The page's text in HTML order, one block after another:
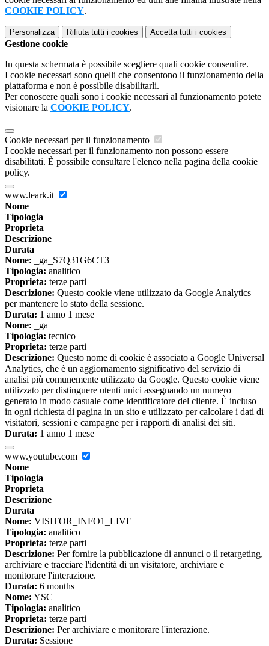
COOKIE POLICY.
Personalizza Rifiuta tutti i cookies Accetta tutti i cookies
Gestione cookie
In questa schermata è possibile scegliere quali cookie consentire.
I cookie necessari sono quelli che consentono il funzionamento della
piattaforma e non è possibile disabilitarli.
Per conoscere quali sono i cookie necessari al funzionamento potete
visionare la COOKIE POLICY.
Cookie necessari per il funzionamento
I cookie necessari per il funzionamento non possono essere
disabilitati. È possibile consultare l'elenco nella pagina della cookie
policy.
www.leark.it
Nome
Tipologia
Proprieta
Descrizione
Durata
Nome: _ga_S7Q31G6CT3
Tipologia: analitico
Proprieta: terze parti
Descrizione: Questo cookie viene utilizzato da Google Analytics
per mantenere lo stato della sessione.
Durata: 1 anno 1 mese
Nome: _ga
Tipologia: tecnico
Proprieta: terze parti
Descrizione: Questo nome di cookie è associato a Google Universal
Analytics, che è un aggiornamento significativo del servizio di
analisi più comunemente utilizzato da Google. Questo cookie viene
utilizzato per distinguere utenti unici assegnando un numero
generato in modo casuale come identificatore del cliente. È incluso
in ogni richiesta di pagina in un sito e utilizzato per calcolare i dati di
visitatori, sessioni e campagne per i rapporti di analisi dei siti.
Durata: 1 anno 1 mese
www.youtube.com
Nome
Tipologia
Proprieta
Descrizione
Durata
Nome: VISITOR_INFO1_LIVE
Tipologia: analitico
Proprieta: terze parti
Descrizione: Per fornire la pubblicazione di annunci o il retargeting,
archiviare e tracciare l'identità di un visitatore, archiviare e
monitorare l'interazione.
Durata: 6 months
Nome: YSC
Tipologia: analitico
Proprieta: terze parti
Descrizione: Per archiviare e monitorare l'interazione.
Durata: Sessione